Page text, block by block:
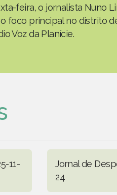
feira, o jornalista Nuno
foco principal no distrito
Voz da Planície.
11-
Jornal de
24